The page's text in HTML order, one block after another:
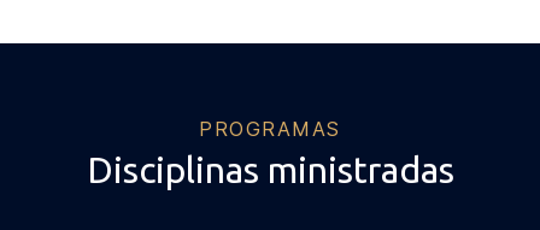
PROGRAMAS
Disciplinas ministradas